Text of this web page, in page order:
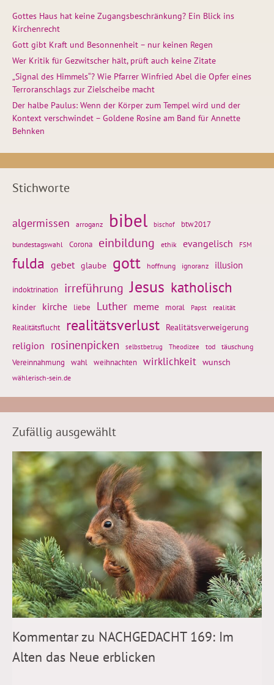
Gottes Haus hat keine Zugangsbeschränkung? Ein Blick ins
Kirchenrecht
Gott gibt Kraft und Besonnenheit – nur keinen Regen
Wer Kritik für Gezwitscher hält, prüft auch keine Zitate
„Signal des Himmels“? Wie Pfarrer Winfried Abel die Opfer eines
Terroranschlags zur Zielscheibe macht
Der halbe Paulus: Wenn der Körper zum Tempel wird und der
Kontext verschwindet – Goldene Rosine am Band für Annette
Behnken
Stichworte
algermissen arroganz bibel bischof btw2017
bundestagswahl Corona einbildung ethik evangelisch FSM
fulda gebet glaube gott hoffnung ignoranz illusion
indoktrination irreführung Jesus katholisch
kinder kirche liebe Luther meme moral Papst realität
Realitätsflucht realitätsverlust Realitätsverweigerung
religion rosinenpicken selbstbetrug Theodizee tod täuschung
Vereinnahmung wahl weihnachten wirklichkeit wunsch
wählerisch-sein.de
Zufällig ausgewählt
Kommentar zu NACHGEDACHT 169: Im
Alten das Neue erblicken